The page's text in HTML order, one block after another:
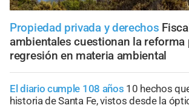
Propiedad privada y derechos
ambientales cuestionan la
regresión en materia ambiental
El diario cumple 108 años 10 hechos
historia de Santa Fe, vistos desde la